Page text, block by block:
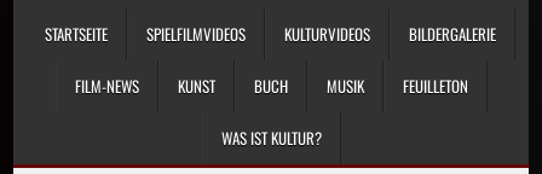
STARTSEITE
SPIELFILMVIDEOS KULTURVIDEOS BILDERGALERIE
FILM-NEWS KUNST BUCH MUSIK FEUILLETON
WAS IST KULTUR?